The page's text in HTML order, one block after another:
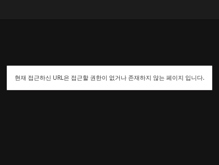
현재 접근하신 URL은 접근할 권한이 없거나 존재하지 않는 페이지 입니다.